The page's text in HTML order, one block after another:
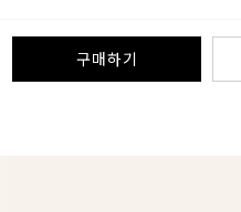
구매하기